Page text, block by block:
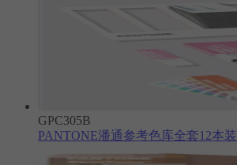
GPC305B
PANTONE潘通参考色库全套12本装